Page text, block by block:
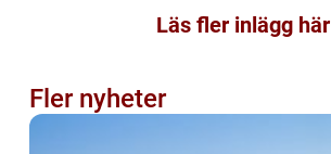
Läs fler inlägg här
Fler nyheter